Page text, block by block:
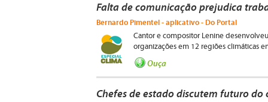
Falta de comunicação prejudica
Bernardo Pimentel - aplicativo - Do Portal
Cantor e compositor Lenine
organizações em 12 regiões climáticas
Ouça
Chefes de estado discutem futuro